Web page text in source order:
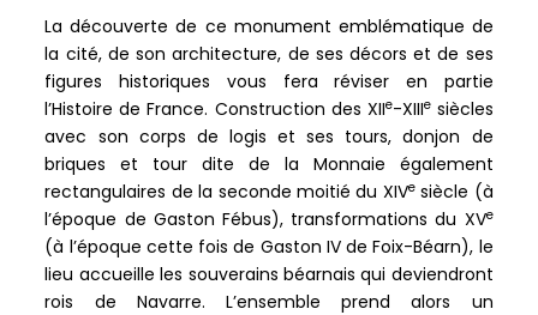
La découverte de ce monument emblématique de
la cité, de son architecture, de ses décors et de ses
figures historiques vous fera réviser en partie
l’Histoire de France. Construction des XIIe-XIIIesiècles
avec son corps de logis et ses tours, donjon de
briques et tour dite de la Monnaie également
rectangulaires de la seconde moitié du XIVesiècle (à
l’époque de Gaston Fébus), transformations du XVe
(à l’époque cette fois de Gaston IV de Foix-Béarn), le
lieu accueille les souverains béarnais qui deviendront
rois de Navarre. L’ensemble prend alors un